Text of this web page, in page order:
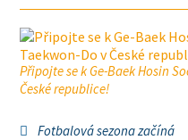
Připojte se k Ge-Baek Hosin
České republice!
Fotbalová sezona začíná